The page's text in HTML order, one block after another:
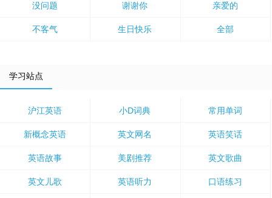
没问题 谢谢你 亲爱的
不客气 生日快乐 全部
学习站点
沪江英语 小D词典 常用单词
新概念英语 英文网名 英语笑话
英语故事 美剧推荐 英文歌曲
英文儿歌 英语听力 口语练习